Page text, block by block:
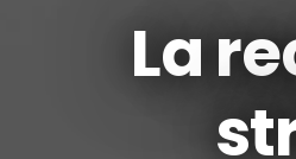
La